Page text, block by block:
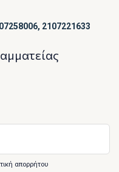
2107221633
απορρήτου